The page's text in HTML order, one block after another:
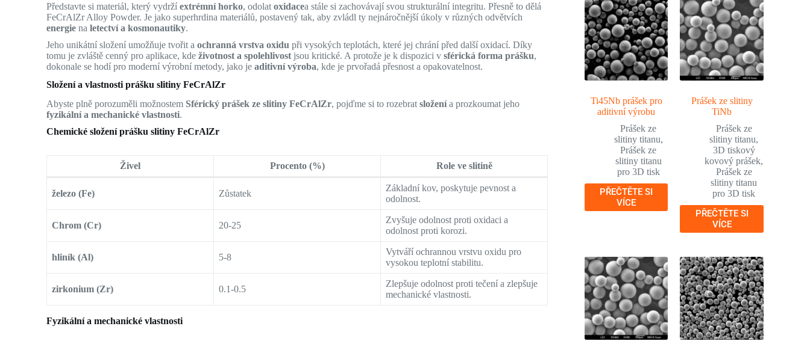
Představte si materiál, který vydržíextrémní horko, odolatoxidacea stále si zachovávají svou strukturální integritu. Přesně to dělá
FeCrAlZr Alloy Powder. Je jako superhrdina materiálů, postavený tak, aby zvládl ty nejnáročnější úkoly v různých odvětvích
energie naletectví a kosmonautiky.
Jeho unikátní složení umožňuje tvořit aochranná vrstva oxidu při vysokých teplotách, které jej chrání před další oxidací. Díky
tomu je zvláště cenný pro aplikace, kdeživotnost a spolehlivost jsou kritické. A protože je k dispozici vsférická forma prášku,
dokonale se hodí pro moderní výrobní metody, jako jeaditivní výroba, kde je prvořadá přesnost a opakovatelnost.
Složení a vlastnosti prášku slitiny FeCrAlZr
Abyste plně porozuměli možnostem Sférický prášek ze slitiny FeCrAlZr, pojďme si to rozebratsloženía prozkoumat jeho
fyzikální a mechanické vlastnosti.
Chemické složení prášku slitiny FeCrAlZr
Živel Procento (%) Role ve slitině
železo (Fe) Zůstatek
Základní kov, poskytuje pevnost a
odolnost.
Chrom (Cr) 20-25
Zvyšuje odolnost proti oxidaci a
odolnost proti korozi.
hliník (Al) 5-8
Vytváří ochrannou vrstvu oxidu pro
vysokou teplotní stabilitu.
zirkonium (Zr) 0.1-0.5
Zlepšuje odolnost proti tečení a zlepšuje
mechanické vlastnosti.
Fyzikální a mechanické vlastnosti
Ti45Nb prášek pro
aditivní výrobu
Prášek ze
slitiny titanu,
Prášek ze
slitiny titanu
pro 3D tisk
PŘEČTĚTE SI
VÍCE
Prášek ze slitiny
TiNb
Prášek ze
slitiny titanu,
3D tiskový
kovový prášek,
Prášek ze
slitiny titanu
pro 3D tisk
PŘEČTĚTE SI
VÍCE